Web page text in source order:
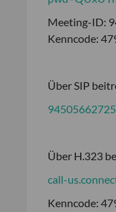
Meeting-ID:
Kenncode:
Über SIP
Über H.323
call-
Kenncode: